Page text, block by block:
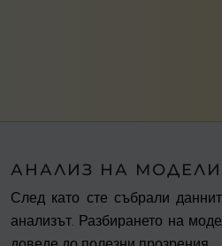
АНАЛИЗ НА
След като сте събрали
анализът. Разбирането на